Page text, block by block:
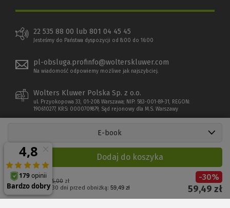
E-book
Cena regularna: 85,00zł
Najniższa cena z 30 dni przed obniżką:59,49 zł
-30%
59,49 zł
Dodaj do koszyka
22 535 88 00 lub 801 04 45 45
Jesteśmy do Państwa dyspozycji od 8:00 do 16:00
pl-obsluga.profinfo@wolterskluwer.com
Na wiadomość odpowiemy możliwe jak najszybciej.
Wolters Kluwer Polska Sp. z o.o.
ul. Przyokopowa 33, 01-208 Warszawa; NIP: 583-001-89-31, REGON:
190610277, KRS: 0000709879, Sąd rejonowy dla M.S. Warszawy
Copyright 1997 - 2026 Wolters Kluwer Polska Sp. z o.o.